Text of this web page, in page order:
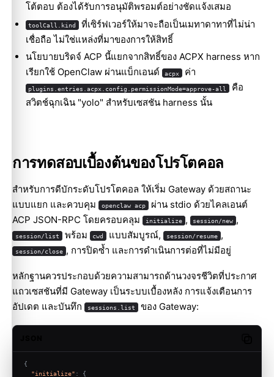
โต้ตอบ ต้องได้รับการอนุมัติพรอมต์อย่างชัดแจ้งเสมอ
toolCall.kind
ที่เซิร์ฟเวอร์ให้มาจะถือเป็นเมทาดาทาที่ไม่น่า
เชื่อถือ ไม่ใช่แหล่งที่มาของการให้สิทธิ์
นโยบายบริดจ์ ACP นี้แยกจากสิทธิ์ของ ACPX harness หาก
เรียกใช้ OpenClaw ผ่านแบ็กเอนด์
acpx ค่า
plugins.entries.acpx.config.permissionMode=approve-all
คือ
สวิตช์ฉุกเฉิน "yolo" สำหรับเซสชัน harness นั้น
การทดสอบเบื้องต้นของโปรโตคอล
สำหรับการดีบักระดับโปรโตคอล ให้เริ่ม Gateway ด้วยสถานะ
แบบแยก และควบคุม
openclaw acp ผ่าน stdio ด้วยไคลเอนต์
ACP JSON-RPC โดยครอบคลุม
initialize , session/new ,
session/list พร้อม cwd แบบสัมบูรณ์, session/resume ,
session/close , การปิดซ้ำ และการดำเนินการต่อที่ไม่มีอยู่
หลักฐานควรประกอบด้วยความสามารถด้านวงจรชีวิตที่ประกาศ
แถวเซสชันที่มี Gateway เป็นระบบเบื้องหลัง การแจ้งเตือนการ
อัปเดต และบันทึก
sessions.list ของ Gateway:
{
"initialize" : {